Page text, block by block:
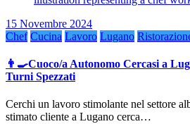
15 Novembre 2024
Chef Cucina Lavoro Lugano
👨‍🍳Cuoco/a Autonomo Cercasi a
Turni Spezzati
Cerchi un lavoro stimolante nel settore
stimato cliente a Lugano cerca…